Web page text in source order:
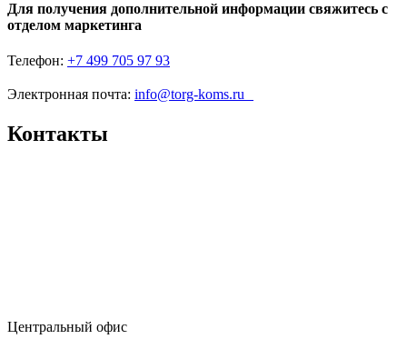
Для получения дополнительной информации свяжитесь с
отделом маркетинга
Телефон: +7 499 705 97 93
Электронная почта: info@torg-koms.ru
Контакты
Центральный офис